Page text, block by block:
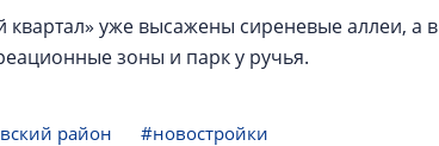
уже высажены сиреневые аллеи, а в
зоны и парк у ручья.
район
#новостройки